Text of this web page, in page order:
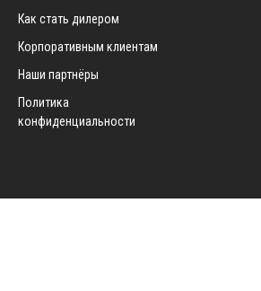
Как стать дилером
Корпоративным клиентам
Наши партнёры
Политика
конфиденциальности